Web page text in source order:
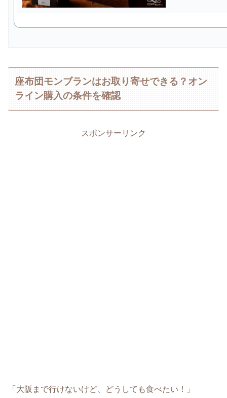
座布団モンブランはお取り寄せできる？オン
ライン購入の条件を確認
スポンサーリンク
「大阪まで行けないけど、どうしても食べたい！」